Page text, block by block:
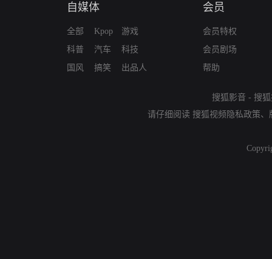
自媒体
全部
科普
国风
Kpop
汽车
搞笑
游戏
科技
出品人
会员
会员特权
会员剧场
帮助
搜狐影音 - 搜
请仔细阅读 搜狐视频隐私政策、